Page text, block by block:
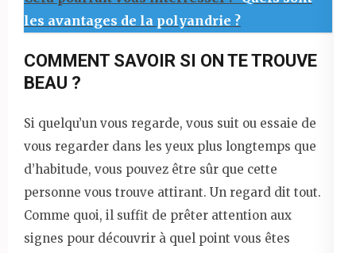
les avantages de la polyandrie ?
COMMENT SAVOIR SI ON TE TROUVE
BEAU ?
Si quelqu’un vous regarde, vous suit ou essaie de
vous regarder dans les yeux plus longtemps que
d’habitude, vous pouvez être sûr que cette
personne vous trouve attirant. Un regard dit tout.
Comme quoi, il suffit de prêter attention aux
signes pour découvrir à quel point vous êtes